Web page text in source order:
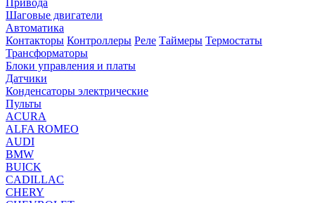
Привода
Шаговые двигатели
Автоматика
Контакторы Контроллеры Реле Таймеры Термостаты
Трансформаторы
Блоки управления и платы
Датчики
Конденсаторы электрические
Пульты
ACURA
ALFA ROMEO
AUDI
BMW
BUICK
CADILLAC
CHERY